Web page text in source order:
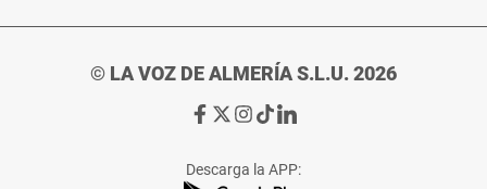
© LA VOZ DE ALMERÍA S.L.U. 2026
Ir
de
Ir
de
Ir
de
Ir
de
Ir
de
Descarga la APP: